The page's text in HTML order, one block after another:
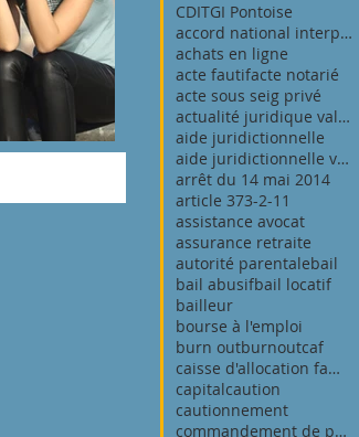
CDITGI Pontoise
accord national interprofessionnel du 11 janvier 2
achats en ligne
acte fautifacte notarié
acte sous seig privé
actualité juridique val d'oise
aide juridictionnelle
aide juridictionnelle val d'oise
arrêt du 14 mai 2014
article 373-2-11
assistance avocat
assurance retraite
autorité parentalebail
bail abusifbail locatif
bailleur
bourse à l'emploi
burn outburnoutcaf
caisse d'allocation familiale
capitalcaution
cautionnement
commandement de payer